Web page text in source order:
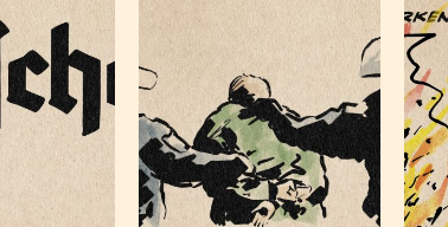
mal
7,
Verbotskultur
Dezember 6,
2023